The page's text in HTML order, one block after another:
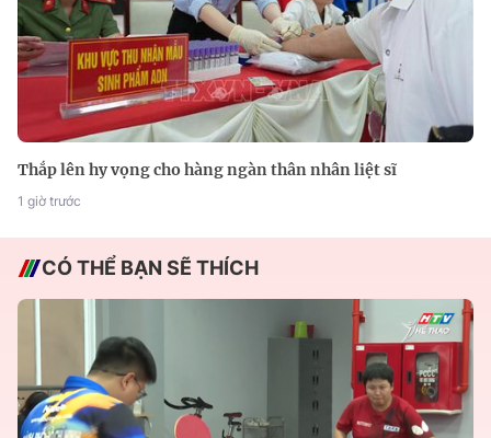
Thắp lên hy vọng cho hàng ngàn thân nhân liệt sĩ
1 giờ trước
CÓ THỂ BẠN SẼ THÍCH